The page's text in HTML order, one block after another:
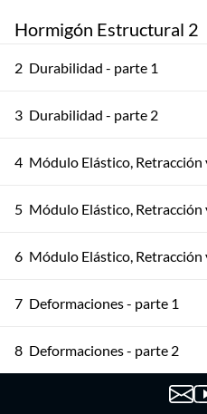
Hormigón Estructural 2
2 Durabilidad - parte 1
3 Durabilidad - parte 2
4 Módulo Elástico, Retracción
5 Módulo Elástico, Retracción
6 Módulo Elástico, Retracción
7 Deformaciones - parte 1
8 Deformaciones - parte 2
Deformaciones - parte 3